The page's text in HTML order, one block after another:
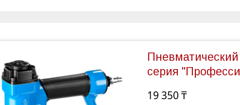
серия
19 350 ₸